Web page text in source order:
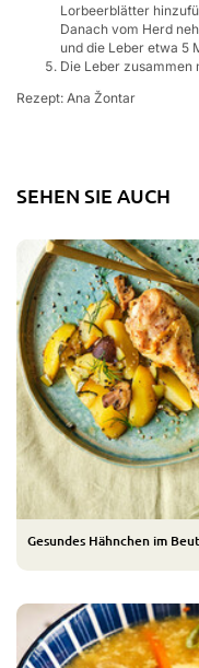
Lorbeerblätter
Danach vom Herd
und die Leber etwa 5
Die Leber zusammen
Rezept: Ana Žontar
SEHEN SIE AUCH
Gesundes Hähnchen im